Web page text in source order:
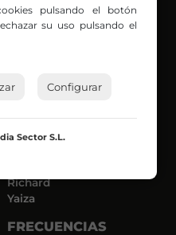
Endika
Iker
José Ignacio
Luis Carlos
Mar y Cielo
Richard
Yaiza
FRECUENCIAS
pulsando el botón
su uso pulsando el
Configurar
Sector S.L.